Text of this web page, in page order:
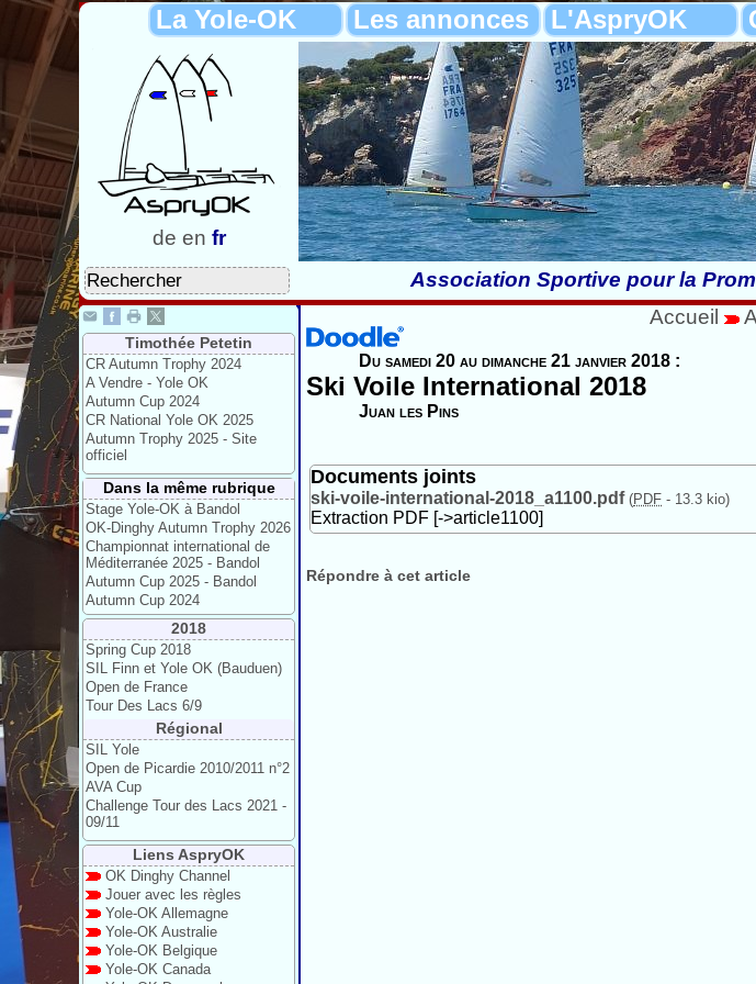
La Yole-OK Les annonces L'AspryOK
de en fr
Association Sportive pour la
Timothée Petetin
CR Autumn Trophy 2024
A Vendre - Yole OK
Autumn Cup 2024
CR National Yole OK 2025
Autumn Trophy 2025 - Site
officiel
Dans la même rubrique
Stage Yole-OK à Bandol
OK-Dinghy Autumn Trophy 2026
Championnat international de
Méditerranée 2025 - Bandol
Autumn Cup 2025 - Bandol
Autumn Cup 2024
2018
Spring Cup 2018
SIL Finn et Yole OK (Bauduen)
Open de France
Tour Des Lacs 6/9
Régional
SIL Yole
Open de Picardie 2010/2011 n°2
AVA Cup
Challenge Tour des Lacs 2021 -
09/11
Liens AspryOK
OK Dinghy Channel
Jouer avec les règles
Yole-OK Allemagne
Yole-OK Australie
Yole-OK Belgique
Yole-OK Canada
Accueil
Du samedi 20 au dimanche 21 janvier 2018 :
Ski Voile International 2018
Juan les Pins
Documents joints
ski-voile-international-2018_a1100.pdf (PDF - 13.3 kio)
Extraction PDF [->article1100]
Répondre à cet article